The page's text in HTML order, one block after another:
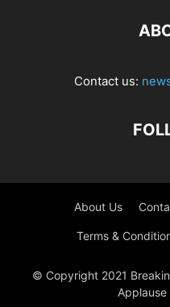
Contact us:
About Us
Terms &
© Copyright 2021